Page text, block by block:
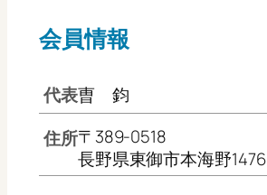
会員情報
代表曺 鈞
住所〒389-0518
長野県東御市本海野1476